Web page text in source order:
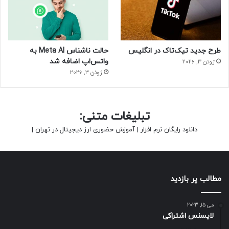
این حداقل مبلغ برای سرمایه‌گذاری است
و به محض شروع این همکاری و تعریف
پروژه‌های متعدد این سرمایه باید
افزایش پیدا کند.
– محمدحسن شانه‌ساززاده ، رئیس
و آن را یکی از سخت‌ترین پروژه‌های در حال انجام این شرکت
دانست. او در توضیح این پروژه گفت:
طرح جدید تیک‌تاک در انگلیس
ژوئن 3, 2026
حالت ناشناس Meta AI به
واتس‌اپ اضافه شد
ژوئن 3, 2026
تبلیغات متنی:
دانلود رایگان نرم افزار | آموزش حضوری ارز دیجیتال در تهران |
مطالب پر بازدید
می 15, 2023
لایسنس اشتراکی